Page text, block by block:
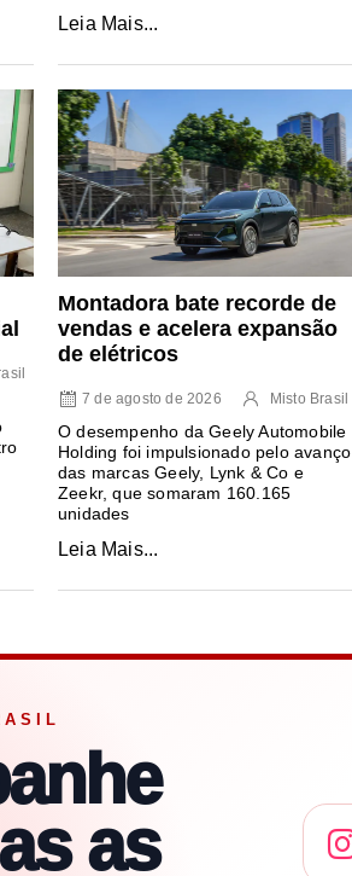
Leia Mais...
Montadora bate recorde de
vendas e acelera expansão
de elétricos
7 de agosto de 2026 Misto Brasil
O desempenho da Geely Automobile
Holding foi impulsionado pelo avanço
das marcas Geely, Lynk & Co e
Zeekr, que somaram 160.165
unidades
Leia Mais...
as